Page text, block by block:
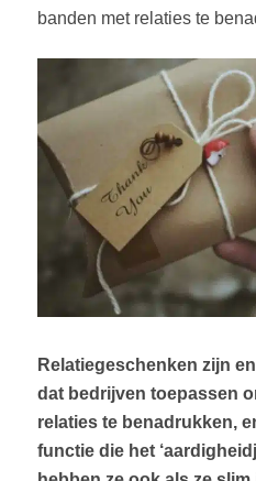
banden met relaties te
Relatiegeschenken zijn
dat bedrijven toepassen
relaties te benadrukken,
functie die het